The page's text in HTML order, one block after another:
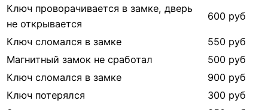
Ключ проворачивается в замке, дверь
не открывается
600 руб
Ключ сломался в замке
550 руб
Магнитный замок не сработал
500 руб
Ключ сломался в замке
900 руб
Ключ потерялся
300 руб